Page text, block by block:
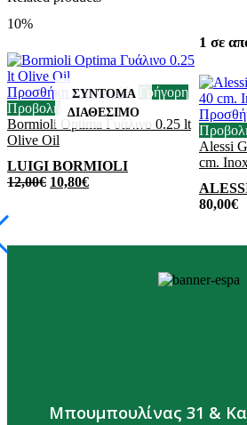
10%
Προσθήκη στο καλάθι Γρήγορη
Προβολή
Bormioli Optima Γυάλινο 0.25 lt
Olive Oil
LUIGI BORMIOLI
12,00€ 10,80€
1 σε
Alessi
cm.
80,00€
Μπουμπουλίνας 31 &